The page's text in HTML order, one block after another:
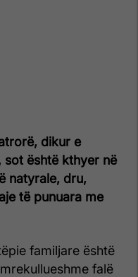
dikur e
sot është kthyer në
natyrale, dru,
të punuara me
familjare është
falë